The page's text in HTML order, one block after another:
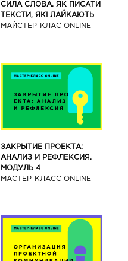
СИЛА СЛОВА. ЯК ПИСАТИ
ТЕКСТИ, ЯКІ ЛАЙКАЮТЬ
МАЙСТЕР-КЛАС ONLINE
ЗАКРЫТИЕ ПРОЕКТА:
АНАЛИЗ И РЕФЛЕКСИЯ.
МОДУЛЬ 4
МАСТЕР-КЛАСС ONLINE